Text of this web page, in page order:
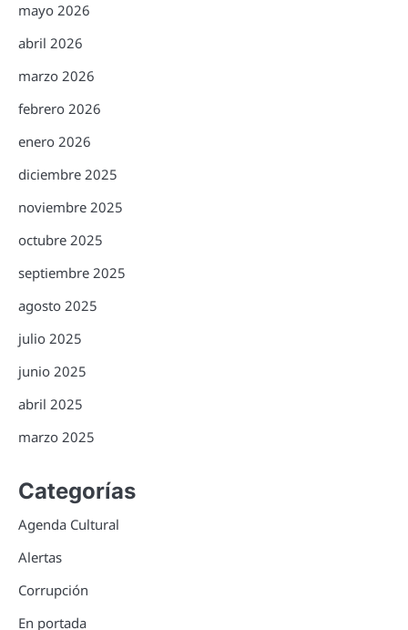
mayo 2026
abril 2026
marzo 2026
febrero 2026
enero 2026
diciembre 2025
noviembre 2025
octubre 2025
septiembre 2025
agosto 2025
julio 2025
junio 2025
abril 2025
marzo 2025
Categorías
Agenda Cultural
Alertas
Corrupción
En portada